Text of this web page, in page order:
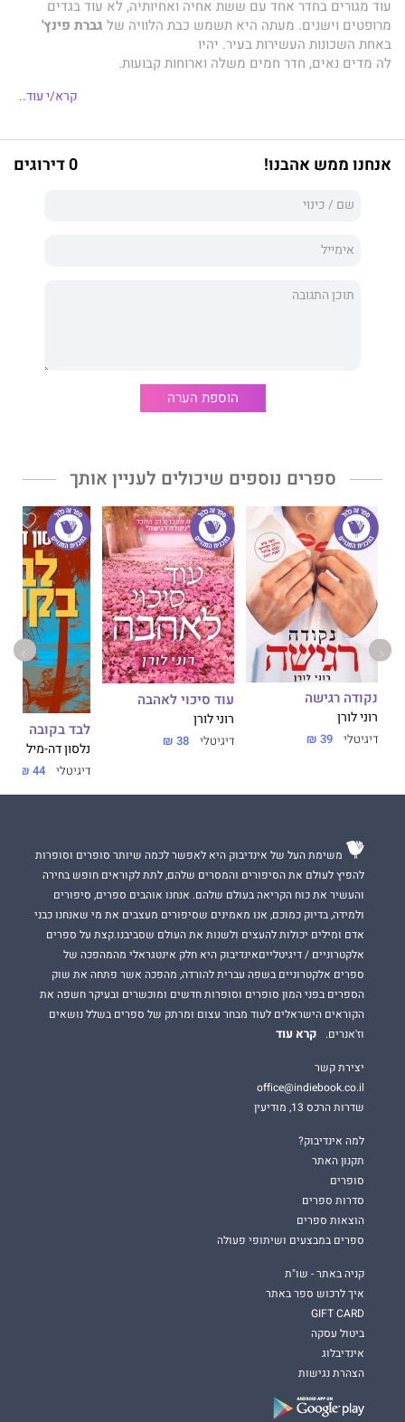
עוד מגורים בחדר אחד עם ששת אחיה ואחיותיה, לא עוד בגדים
מרופטים וישנים. מעתה היא תשמש כבת הלוויה של גברת פינץ'
באחת השכונות העשירות בעיר. יהיו
לה מדים נאים, חדר חמים משלה וארוחות קבועות.
התפרצויות הזעם שלה מאששות את החשד שמדובר באישה בעלת
ברירה, היא הרי חייבת לשמור על עבודתה בכל מחיר, אבל האם סיפרו
"גן הוורדים" מאת טרייסי ריס היה לרב מכר מיד עם צאתו לאור וזכה
לאהבת הקוראים במדינות רבות בעולם.
קרא/י עוד..
אנחנו ממש אהבנו! 0 דירוגים
הוספת הערה
ספרים נוספים שיכולים לעניין אותך
נקודה רגישה
רוני לורן
דיגיטלי 39 ₪
עוד סיכוי לאהבה
רוני לורן
דיגיטלי 38 ₪
לבד בקובה
נלסון דה-מיל
דיגיטלי 44 ₪
משימת העל של אינדיבוק היא לאפשר לכמה שיותר סופרים וסופרות
להפיץ לעולם את הסיפורים והמסרים שלהם, לתת לקוראים חופש בחירה
והעשיר את כוח הקריאה בעולם שלהם. אנחנו אוהבים ספרים, סיפורים
ולמידה, בדיוק כמוכם, אנו מאמינים שסיפורים מעצבים את מי שאנחנו כבני
אדם ומילים יכולות להעצים ולשנות את העולם שסביבנו.קצת על ספרים
אלקטרוניים / דיגיטלייםאינדיבוק היא חלק אינטגראלי מהמהפכה של
ספרים אלקטרוניים בשפה עברית להורדה, מהפכה אשר פתחה את שוק
הספרים בפני המון סופרים וסופרות חדשים ומוכשרים ובעיקר חשפה את
הקוראים הישראלים לעוד מבחר עצום ומרתק של ספרים בשלל נושאים
וז'אנרים.
קרא עוד
יצירת קשר
office@indiebook.co.il
שדרות הרכס 13, מודיעין
למה אינדיבוק?
תקנון האתר
סופרים
סדרות ספרים
הוצאות ספרים
ספרים במבצעים ושיתופי פעולה
קניה באתר - שו"ת
איך לרכוש ספר באתר
GIFT CARD
ביטול עסקה
אינדיבלוג
הצהרת נגישות